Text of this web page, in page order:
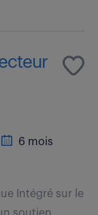
6 mois
Intégré sur le
soutien